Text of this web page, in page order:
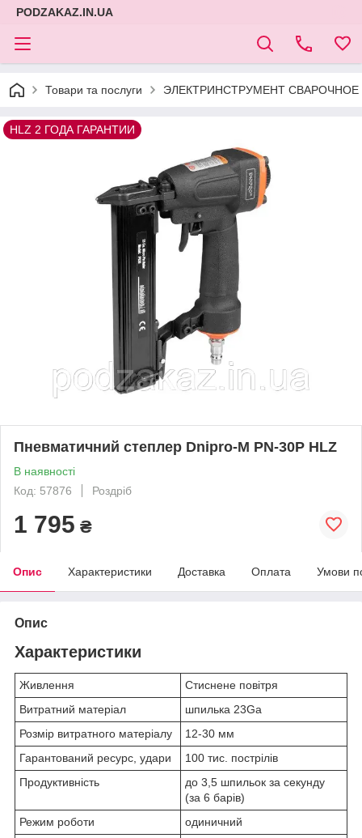
PODZAKAZ.IN.UA
Товари та послуги ЭЛЕКТРИНСТРУМЕНТ
HLZ 2 ГОДА ГАРАНТИИ
Пневматичний степлер Dnipro-M PN-30P HLZ
В наявності
Код: 57876
Роздріб
1 795 ₴
Опис Характеристики Доставка Оплата Умови
Опис
Характеристики
Живлення
Стиснене повітря
Витратний матеріал
шпилька 23Ga
Розмір витратного матеріалу
12-30 мм
Гарантований ресурс, удари
100 тис. пострілів
Продуктивність
до 3,5 шпильок за секунду
(за 6 барів)
Режим роботи
одиничний